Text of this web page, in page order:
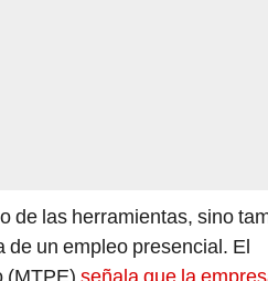
de un empleo presencial. El
(MTPE)señala que la empresa